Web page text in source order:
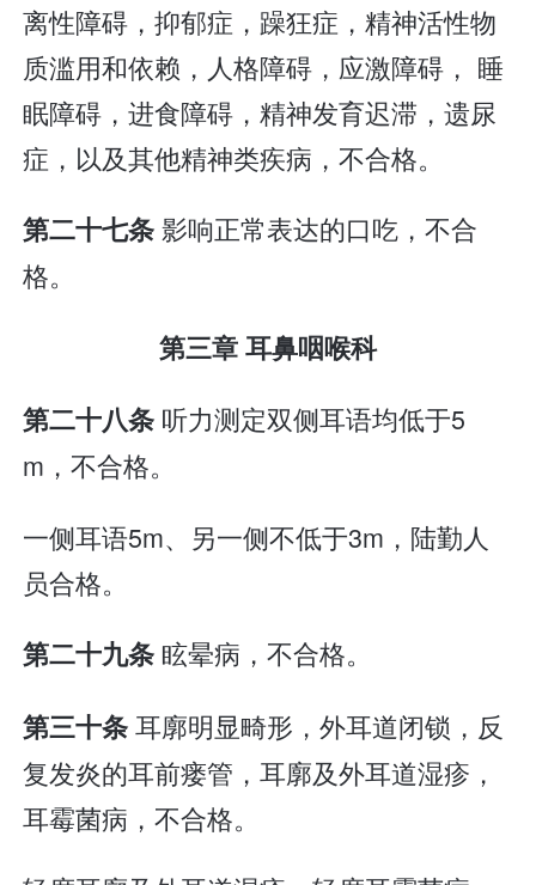
离性障碍，抑郁症，躁狂症，精神活性物
质滥用和依赖，人格障碍，应激障碍， 睡
眠障碍，进食障碍，精神发育迟滞，遗尿
症，以及其他精神类疾病，不合格。
第二十七条影响正常表达的口吃，不合
格。
第三章 耳鼻咽喉科
第二十八条 听力测定双侧耳语均低于5
m，不合格。
一侧耳语5m、另一侧不低于3m，陆勤人
员合格。
第二十九条 眩晕病，不合格。
第三十条耳廓明显畸形，外耳道闭锁，反
复发炎的耳前瘘管，耳廓及外耳道湿疹，
耳霉菌病，不合格。